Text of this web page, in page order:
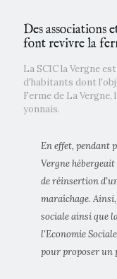
Des associations
font revivre la
La SCIC la Vergne
d'habitants dont
Ferme de La
yonnais.
En effet, pendant
Vergne
de réinsertion
maraîchage.
sociale ainsi que
l'Economie
pour proposer un